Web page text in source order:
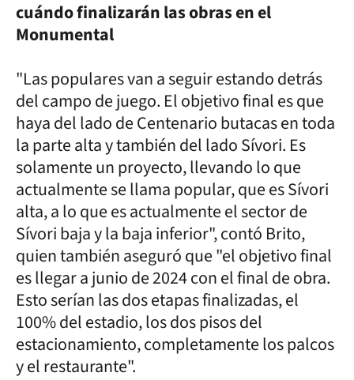
cuándo finalizarán las obras en el
Monumental
"Las populares van a seguir estando detrás
del campo de juego. El objetivo final es que
haya del lado de Centenario butacas en toda
la parte alta y también del lado Sívori. Es
solamente un proyecto, llevando lo que
actualmente se llama popular, que es Sívori
alta, a lo que es actualmente el sector de
Sívori baja y la baja inferior", contó Brito,
quien también aseguró que "el objetivo final
es llegar a junio de 2024 con el final de obra.
Esto serían las dos etapas finalizadas, el
100% del estadio, los dos pisos del
estacionamiento, completamente los palcos
y el restaurante".